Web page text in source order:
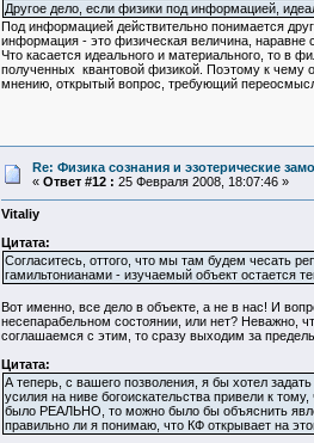
Другое дело, если физики под информацией,
Под информацией действительно понимается
информация - это физическая величина, наравне
Что касается идеального и материального, то в
полученных квантовой физикой. Поэтому к чему
мнению, открытый вопрос, требующий
Re: Физика сознания и эзотерические
« Ответ #12 : 25 Февраля 2008, 18:07:46 »
Vitaliy
Цитата:
Согласитесь, оттого, что мы там будем чесать
гамильтонианами - изучаемый объект остается
Вот именно, все дело в объекте, а не в нас! И
несепарабельном состоянии, или нет? Неважно,
соглашаемся с этим, то сразу выходим за
Цитата:
А теперь, с вашего позволения, я бы хотел
усилия на ниве богоискательства привели к
было РЕАЛЬНО, то можно было бы объяснить
правильно ли я понимаю, что КФ открывает на